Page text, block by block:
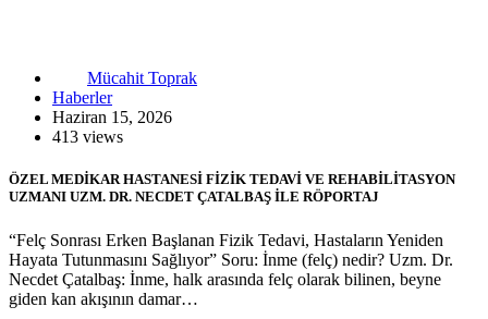
Mücahit Toprak
Haberler
Haziran 15, 2026
413 views
ÖZEL MEDİKAR HASTANESİ FİZİK TEDAVİ VE REHABİLİTASYON
UZMANI UZM. DR. NECDET ÇATALBAŞ İLE RÖPORTAJ
“Felç Sonrası Erken Başlanan Fizik Tedavi, Hastaların Yeniden
Hayata Tutunmasını Sağlıyor” Soru: İnme (felç) nedir? Uzm. Dr.
Necdet Çatalbaş: İnme, halk arasında felç olarak bilinen, beyne
giden kan akışının damar…